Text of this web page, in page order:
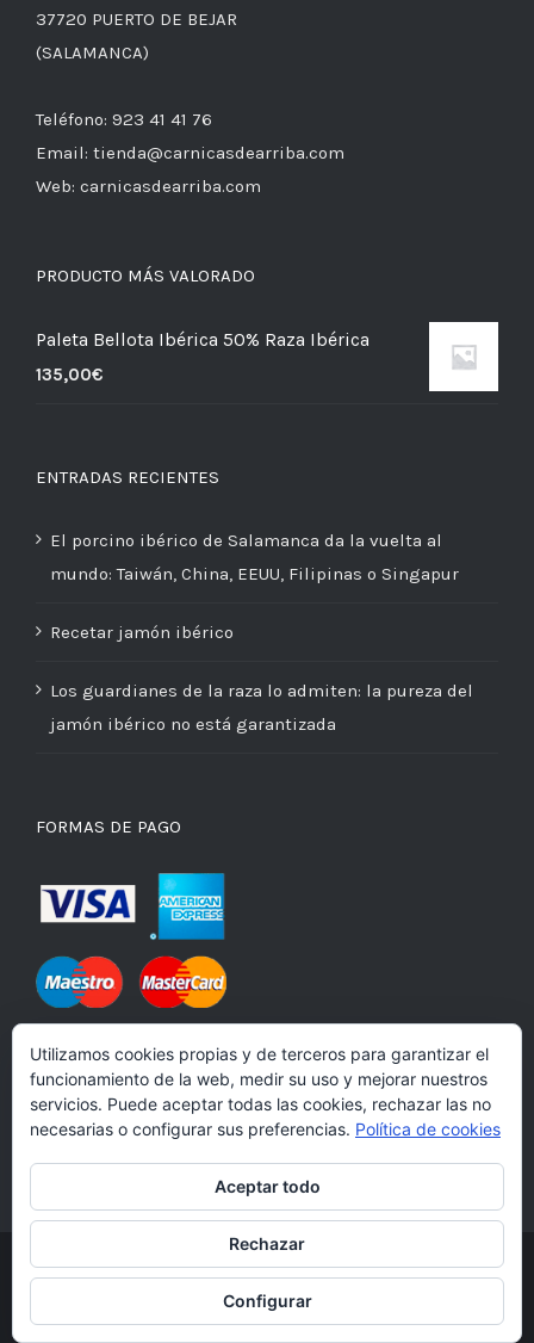
37720 PUERTO DE BEJAR
(SALAMANCA)
Teléfono: 923 41 41 76
Email: tienda@carnicasdearriba.com
Web: carnicasdearriba.com
PRODUCTO MÁS VALORADO
Paleta Bellota Ibérica 50% Raza Ibérica
135,00€
ENTRADAS RECIENTES
El porcino ibérico de Salamanca da la vuelta al
mundo: Taiwán, China, EEUU, Filipinas o Singapur
Recetar jamón ibérico
Los guardianes de la raza lo admiten: la pureza del
jamón ibérico no está garantizada
FORMAS DE PAGO
Precios válidos para la península
Utilizamos cookies propias y de terceros para garantizar el
funcionamiento de la web, medir su uso y mejorar nuestros
servicios. Puede aceptar todas las cookies, rechazar las no
necesarias o configurar sus preferencias. Política de cookies
Aceptar todo
Rechazar
Configurar